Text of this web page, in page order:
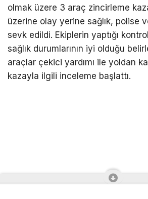
olmak üzere 3 araç zincirleme
üzerine olay yerine sağlık, polise
sevk edildi. Ekiplerin yaptığı
sağlık durumlarının iyi olduğu
araçlar çekici yardımı ile yoldan
kazayla ilgili inceleme başlattı.